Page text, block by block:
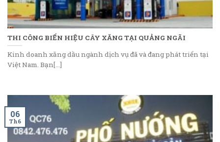
THI CÔNG BIỂN HIỆU CÂY XĂNG TẠI QUẢNG NGÃI
Kinh doanh xăng dầu ngành dịch vụ đã và đang phát triển tại
Việt Nam. Bạn[...]
06
Th6